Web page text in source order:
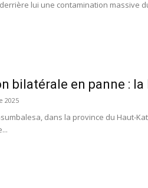
lui une contamination
bilatérale en panne :
2025
dans la province du Haut-